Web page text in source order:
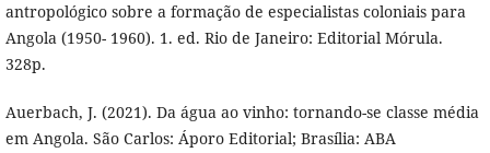
antropológico sobre a formação de especialistas coloniais para
Angola (1950- 1960). 1. ed. Rio de Janeiro: Editorial Mórula.
328p.
Auerbach, J. (2021). Da água ao vinho: tornando-se classe média
em Angola. São Carlos: Áporo Editorial; Brasília: ABA